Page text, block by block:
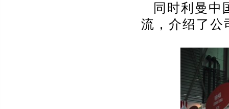
同时利曼中
流，介绍了公